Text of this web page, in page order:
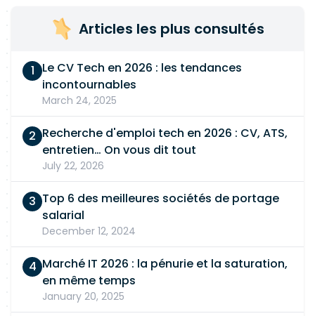
Articles les plus consultés
Le CV Tech en 2026 : les tendances
incontournables
March 24, 2025
Recherche d'emploi tech en 2026 : CV, ATS,
entretien… On vous dit tout
July 22, 2026
Top 6 des meilleures sociétés de portage
salarial
December 12, 2024
Marché IT 2026 : la pénurie et la saturation,
en même temps
January 20, 2025